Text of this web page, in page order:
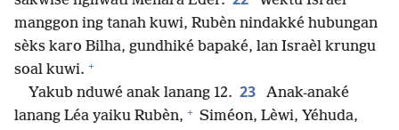
manggon ing tanah kuwi, Rubèn nindakké hubungan
sèks karo Bilha, gundhiké bapaké, lan Israèl krungu
soal kuwi. +
Yakub nduwé anak lanang 12. 23
Anak-anaké
lanang Léa yaiku Rubèn, + Siméon, Lèwi, Yéhuda,